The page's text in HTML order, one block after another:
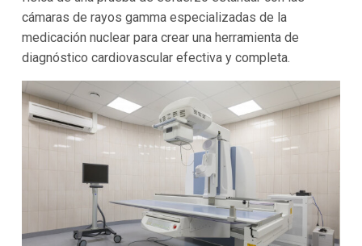
cámaras de rayos gamma especializadas de la
medicación nuclear para crear una herramienta de
diagnóstico cardiovascular efectiva y completa.